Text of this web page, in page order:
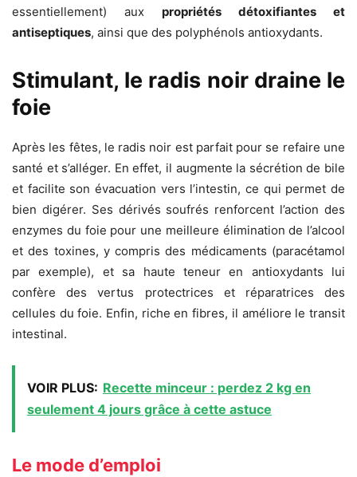
essentiellement) aux propriétés détoxifiantes et
antiseptiques, ainsi que des polyphénols antioxydants.
Stimulant, le radis noir draine le
foie
Après les fêtes, le radis noir est parfait pour se refaire une
santé et s’alléger. En effet, il augmente la sécrétion de bile
et facilite son évacuation vers l’intestin, ce qui permet de
bien digérer. Ses dérivés soufrés renforcent l’action des
enzymes du foie pour une meilleure élimination de l’alcool
et des toxines, y compris des médicaments (paracétamol
par exemple), et sa haute teneur en antioxydants lui
confère des vertus protectrices et réparatrices des
cellules du foie. Enfin, riche en fibres, il améliore le transit
intestinal.
VOIR PLUS: Recette minceur : perdez 2 kg en
seulement 4 jours grâce à cette astuce
Le mode d’emploi